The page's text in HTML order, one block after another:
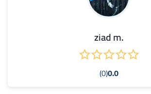
.ziad m
0.0
(0)